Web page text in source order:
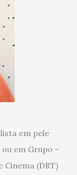
em pele
ou em Grupo -
Cinema (DRT)